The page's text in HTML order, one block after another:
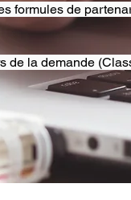
formules de
la demande